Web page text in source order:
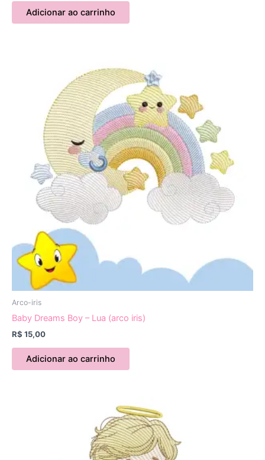
Adicionar ao carrinho
Arco-iris
Baby Dreams Boy – Lua (arco iris)
R$ 15,00
Adicionar ao carrinho